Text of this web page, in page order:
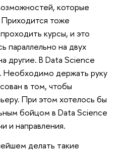
которые
тоже
курсы, и это
параллельно на двух
другие. В Data Science
Необходимо держать руку
в том, чтобы
При этом хотелось бы
бойцом в Data Science
и направления.
делать такие